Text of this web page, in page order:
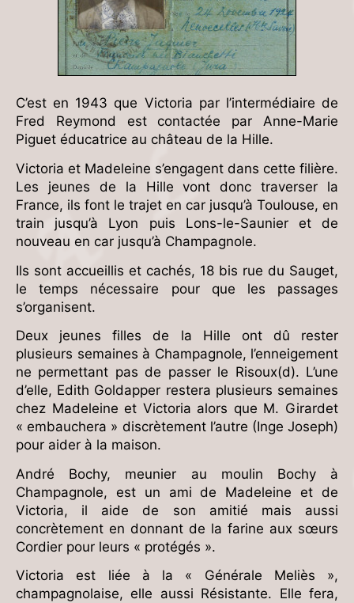
C’est en 1943 que Victoria par l’intermédiaire de
Fred Reymond est contactée par Anne-Marie
Piguet éducatrice au château de la Hille.
Victoria et Madeleine s’engagent dans cette filière.
Les jeunes de la Hille vont donc traverser la
France, ils font le trajet en car jusqu’à Toulouse, en
train jusqu’à Lyon puis Lons-le-Saunier et de
nouveau en car jusqu’à Champagnole.
Ils sont accueillis et cachés, 18 bis rue du Sauget,
le temps nécessaire pour que les passages
s’organisent.
Deux jeunes filles de la Hille ont dû rester
plusieurs semaines à Champagnole, l’enneigement
ne permettant pas de passer le Risoux(d). L’une
d’elle, Edith Goldapper restera plusieurs semaines
chez Madeleine et Victoria alors que M. Girardet
« embauchera » discrètement l’autre (Inge Joseph)
pour aider à la maison.
André Bochy, meunier au moulin Bochy à
Champagnole, est un ami de Madeleine et de
Victoria, il aide de son amitié mais aussi
concrètement en donnant de la farine aux sœurs
Cordier pour leurs « protégés ».
Victoria est liée à la « Générale Meliès »,
champagnolaise, elle aussi Résistante. Elle fera,